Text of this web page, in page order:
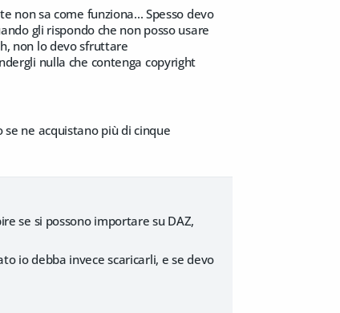
non sa come funziona... Spesso devo
gli rispondo che non posso usare
non lo devo sfruttare
nulla che contenga copyright
ne acquistano più di cinque
se si possono importare su DAZ,
io debba invece scaricarli, e se devo